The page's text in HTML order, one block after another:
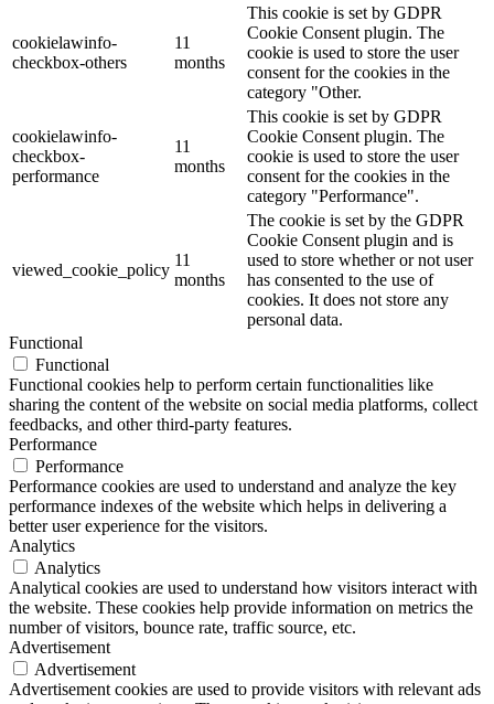
cookielawinfo-
checkbox-others
11
months
This cookie is set by GDPR
Cookie Consent plugin. The
cookie is used to store the user
consent for the cookies in the
category "Other.
cookielawinfo-
checkbox-
performance
11
months
This cookie is set by GDPR
Cookie Consent plugin. The
cookie is used to store the user
consent for the cookies in the
category "Performance".
viewed_cookie_policy
11
months
The cookie is set by the GDPR
Cookie Consent plugin and is
used to store whether or not user
has consented to the use of
cookies. It does not store any
personal data.
Functional
Functional
Functional cookies help to perform certain functionalities like
sharing the content of the website on social media platforms, collect
feedbacks, and other third-party features.
Performance
Performance
Performance cookies are used to understand and analyze the key
performance indexes of the website which helps in delivering a
better user experience for the visitors.
Analytics
Analytics
Analytical cookies are used to understand how visitors interact with
the website. These cookies help provide information on metrics the
number of visitors, bounce rate, traffic source, etc.
Advertisement
Advertisement
Advertisement cookies are used to provide visitors with relevant ads